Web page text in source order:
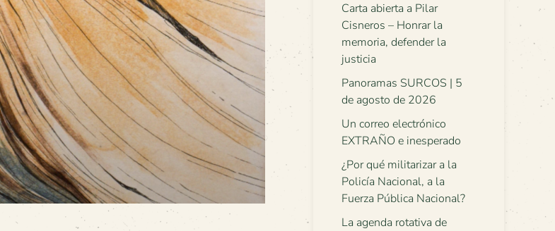
Carta abierta a Pilar
Cisneros – Honrar la
memoria, defender la
justicia
Panoramas SURCOS | 5
de agosto de 2026
Un correo electrónico
EXTRAÑO e inesperado
¿Por qué militarizar a la
Policía Nacional, a la
Fuerza Pública Nacional?
La agenda rotativa de